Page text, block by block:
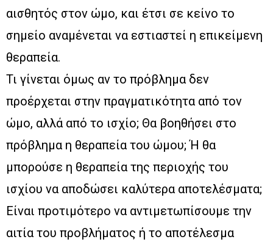
αισθητός στον ώμο, και έτσι σε κείνο το
σημείο αναμένεται να εστιαστεί η επικείμενη
θεραπεία.
Τι γίνεται όμως αν το πρόβλημα δεν
προέρχεται στην πραγματικότητα από τον
ώμο, αλλά από το ισχίο; Θα βοηθήσει στο
πρόβλημα η θεραπεία του ώμου; Ή θα
μπορούσε η θεραπεία της περιοχής του
ισχίου να αποδώσει καλύτερα αποτελέσματα;
Είναι προτιμότερο να αντιμετωπίσουμε την
αιτία του προβλήματος ή το αποτέλεσμα